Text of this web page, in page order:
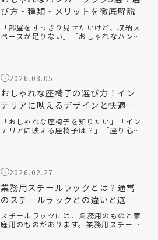
び方・種類・メリットを徹底解説
「部屋をすっきり見せたいけど、収納ス
ペースが足りない」「おしゃれなハンガ
間を […]
2026.03.05
おしゃれな座椅子の選び方！イン
テリアに映えるデザインと快適性
を両立するコツ
「おしゃれな座椅子を知りたい」「イン
テリアに映える座椅子は？」「座り心地
せる […]
2026.02.27
業務用スチールラックとは？通常
のスチールラックとの違いと選ぶ
ポイントを解説！
スチールラックには、業務用のものと家
庭用のものがあります。業務用スチール